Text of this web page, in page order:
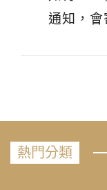
通知，會
熱門分類